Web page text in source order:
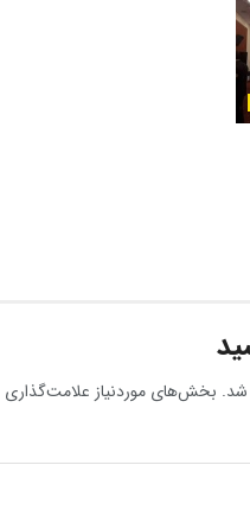
شد. بخش‌های موردنیاز علامت‌گذاری